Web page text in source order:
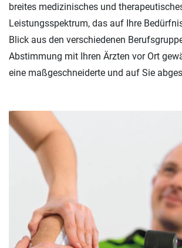
breites medizinisches und
Leistungsspektrum, das auf Ihre
Blick aus den verschiedenen
Abstimmung mit Ihren Ärzten vor Ort
eine maßgeschneiderte und auf Sie